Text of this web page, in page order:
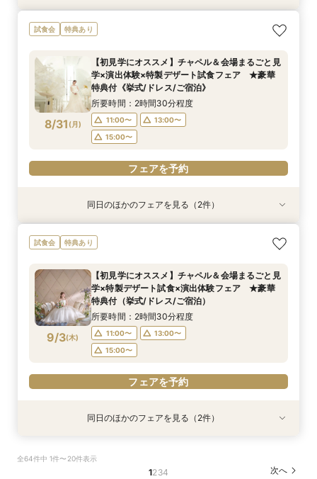
8/30 (日 )
【絶景ロケーション×星空演出体験】多彩な会場
見学＆特製スイーツ試食付フェア ★最大130万
所要時間：2時間30分程度
9:00〜
10:30〜
15:00〜
フェアを予約
8/30 (日 )
【しっかりお見積り比較×何でも相談】安心ブラ
イダル相談会 ★豪華特典付（挙式/ドレス/ご宿
所要時間：2時間30分程度
11:00〜
13:00〜
15:00〜
フェアを予約
8/30 (日 )
【最短1ヶ月の準備OK☆】少人数ウエディング相
談フェア（10名/57万円～）
11:00〜 15:00〜
フェアを予約
試食会 特典あり
8/31 (月)
【初見学にオススメ】チャペル＆会場まるごと見
学×演出体験×特製デザート試食フェア ★豪華
特典付《挙式/ドレス/ご宿泊》
所要時間：2時間30分程度
11:00〜
13:00〜
15:00〜
フェアを予約
特典あり
8/31(月)
【しっかりお見積り比較×何でも相談】安心ブラ
イダル相談会 ★豪華特典付（挙式/ドレス/ご宿
所要時間：2時間30分程度
11:00〜
13:00〜
15:00〜
フェアを予約
特典あり
8/31(月)
【最短1ヶ月の準備OK☆】少人数ウエディング相
談フェア（10名/57万円～）
11:00〜 15:00〜
フェアを予約
同日のほかのフェアを見る（2件）
試食会 特典あり
9/3(木)
【初見学にオススメ】チャペル＆会場まるごと見
学×特製デザート試食×演出体験フェア ★豪華
特典付（挙式/ドレス/ご宿泊）
所要時間：2時間30分程度
11:00〜
13:00〜
15:00〜
フェアを予約
特典あり
イダル相談会 ★豪華特典付（挙式/ドレス/ご宿
特典あり
談会フェア（10名/57万円～）
同日のほかのフェアを見る（2件）
全64件中 1件〜20件表示
1234 次へ